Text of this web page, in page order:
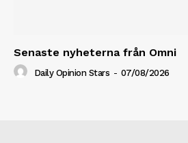
Senaste nyheterna från Omni
Daily Opinion Stars - 07/08/2026